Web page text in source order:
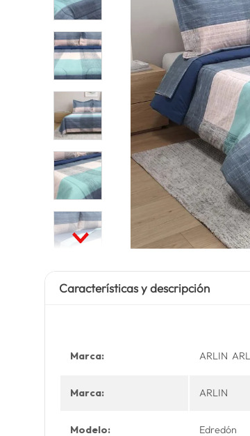
6
Características y descripción
Marca: ARLIN
Marca: ARLIN
Modelo: Edredón